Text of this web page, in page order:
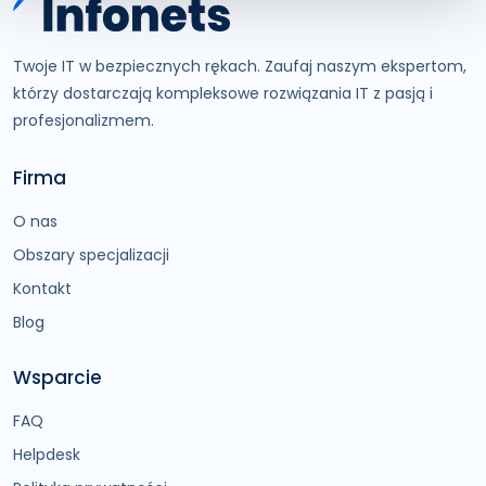
Twoje IT w bezpiecznych rękach. Zaufaj naszym ekspertom,
którzy dostarczają kompleksowe rozwiązania IT z pasją i
profesjonalizmem.
Firma
O nas
Obszary specjalizacji
Kontakt
Blog
Wsparcie
FAQ
Helpdesk